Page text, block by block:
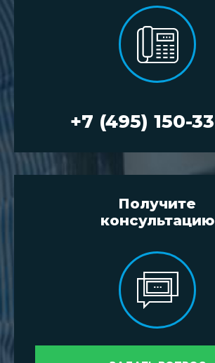
+7 (495) 150-
Получите
консультацию